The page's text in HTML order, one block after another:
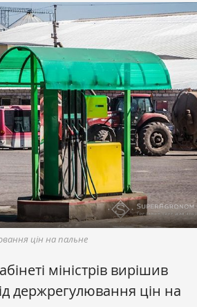
цін на пальне
міністрів вирішив
держрегулювання цін на